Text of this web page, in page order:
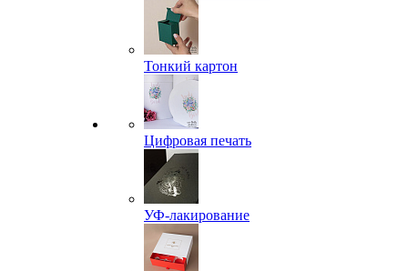
Тонкий картон
Цифровая печать
УФ-лакирование